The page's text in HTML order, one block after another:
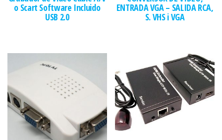
o Scart Software Incluido
USB 2.0
ENTRADA VGA – SALIDA RCA,
S. VHS i VGA